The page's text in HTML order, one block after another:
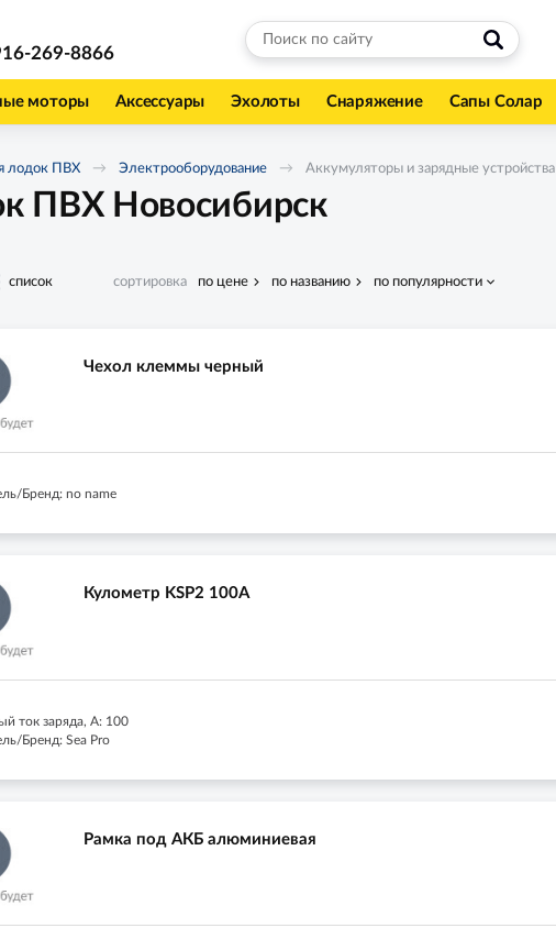
269-8866
моторы Аксессуары Эхолоты Снаряжение Сапы Солар
лодок ПВХ Электрооборудование Аккумуляторы и зарядные устройства
ПВХ Новосибирск
список сортировка по цене по названию по популярности
Чехол клеммы черный
Бренд: no name
Кулометр KSP2 100A
ток заряда, А: 100
Бренд: Sea Pro
Рамка под АКБ алюминиевая